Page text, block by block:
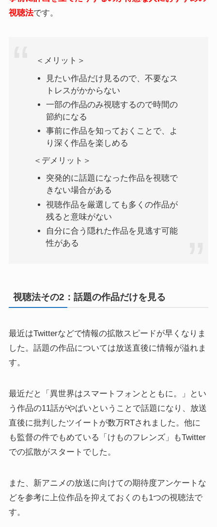
視聴法です。
＜メリット＞
見たい作品だけ見るので、不要なス
トレスがかからない
一部の作品のみ視聴するので時間の
節約になる
事前に作品を知っておくことで、よ
り深く作品を楽しめる
＜デメリット＞
突発的に話題になった作品を視聴で
きない場合がある
視聴作品を厳選しても多くの作品が
残ると意味がない
自分に合う隠れた作品を見逃す可能
性がある
視聴法その2：話題の作品だけを見る
最近はTwitterなどで情報の拡散スピードが早くなりま
した。話題の作品については放送直後に情報が溢れま
す。
最近だと「異世界はスマートフォンとともに。」とい
う作品の11話がやばいということで話題になり、放送
直後に批判したツイートが数万RTされました。他に
も監督の件でもめている「けものフレンズ」もTwitter
での拡散がスタートでした。
また、新アニメの放送に向けての期待度アンケートな
どを参考に上位作品を抑えておくのも1つの視聴法で
す。